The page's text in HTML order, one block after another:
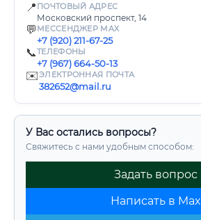
📍 ПОЧТОВЫЙ АДРЕС
Московский проспект, 14
💬 МЕССЕНДЖЕР MAX
+7 (920) 211-67-25
📞ТЕЛЕФОНЫ
+7 (967) 664-50-13
✉️ЭЛЕКТРОННАЯ ПОЧТА
382652@mail.ru
У Вас остались вопросы?
Свяжитесь с нами удобным способом:
Задать вопрос
Написать в Max